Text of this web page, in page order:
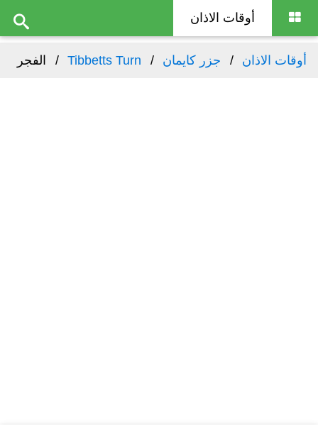
أوقات الاذان
أوقات الاذان جزر كايمان Tibbetts Turn الفجر